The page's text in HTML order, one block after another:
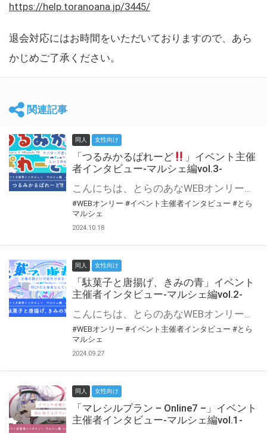
https://help.toranoana.jp/3445/
退会対応にはお時間をいただいておりますので、あら
かじめご了承ください。
関連記事
同人 女性向け
「つるみかるぱれーど
」イベント主催
者インタビュー-マルシェ編vol.3-
こんにちは、とらのあなWEBオンリー運営スタッフです。 新たにお届けする、イベント主催者インタビュー-マルシェ編-は、 とらのあなWEBオンリー「マルシェ」をご利用した主催様に 「マルシェ」を使って開催した感想や心がけをお聞きする企画です。 今回は、WEBオンリー初開催「つるみかるぱれーど
#WEBオンリー #イベント主催者インタビュー #とら
マルシェ
2024.10.18
同人 女性向け
「駄菓子と唐揚げ、きみの青」イベント
主催者インタビュー-マルシェ編vol.2-
こんにちは、とらのあなWEBオンリー運営スタッフです。 新たにお届けする、イベント主催者インタビュー-マルシェ編-は、 とらのあなWEBオンリー「マルシェ」をご利用の主催様に 「マルシェ」を使ってイベントを開催した感想や心がけをお聞きする企画です。 今回は、WEBオンリー初開催「駄菓子と唐揚げ、きみの青」より、 主催のぎこ六屋様にお話を伺いました。 協力：ぎこ六屋様／イベント公式Twitter（@krkgwks） とらのあなWEBオンリー「マルシェ」とは？ WEBオンリーでリアルタイムでコミュニケーションがとれるオンライン会場です。
#WEBオンリー #イベント主催者インタビュー #とら
マルシェ
2024.09.27
同人 女性向け
「マレシルプラン – Online7 –」イベント
主催者インタビュー-マルシェ編vol.1-